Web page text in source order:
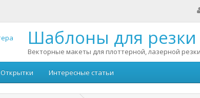
Шаблоны для резки
Векторные макеты для плоттерной, лазерной резки
Открытки Интересные статьи